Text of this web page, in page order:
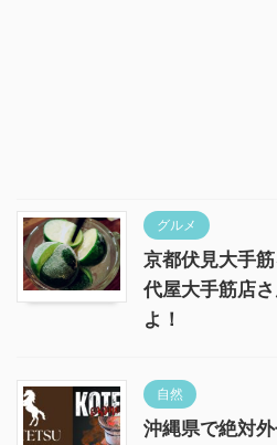
グルメ
京都伏見大手
代屋大手筋店
よ！
自然
沖縄県で絶対